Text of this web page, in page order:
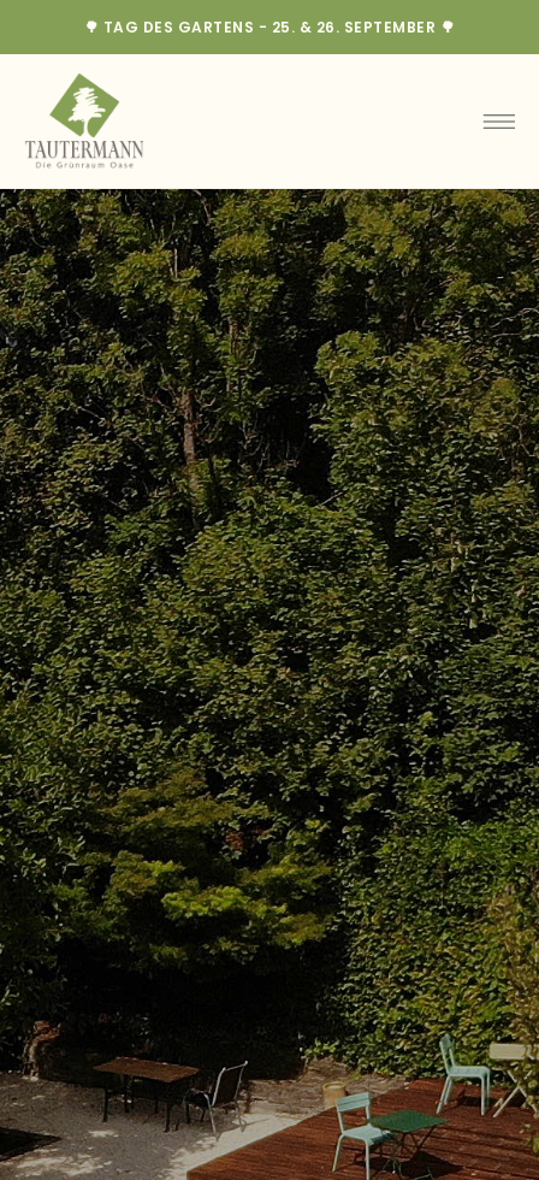
🌳 TAG DES GARTENS - 25. & 26. SEPTEMBER 🌳